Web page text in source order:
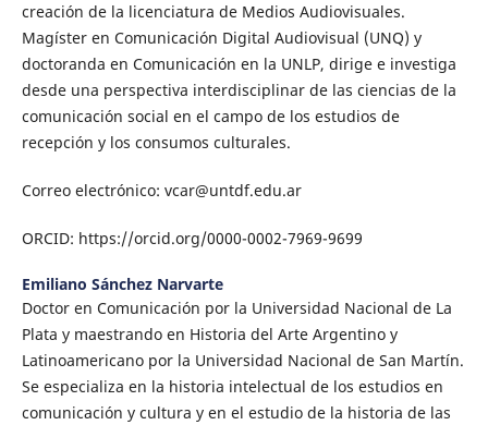
creación de la licenciatura de Medios Audiovisuales.
Magíster en Comunicación Digital Audiovisual (UNQ) y
doctoranda en Comunicación en la UNLP, dirige e investiga
desde una perspectiva interdisciplinar de las ciencias de la
comunicación social en el campo de los estudios de
recepción y los consumos culturales.
Correo electrónico: vcar@untdf.edu.ar
ORCID: https://orcid.org/0000-0002-7969-9699
Emiliano Sánchez Narvarte
Doctor en Comunicación por la Universidad Nacional de La
Plata y maestrando en Historia del Arte Argentino y
Latinoamericano por la Universidad Nacional de San Martín.
Se especializa en la historia intelectual de los estudios en
comunicación y cultura y en el estudio de la historia de las